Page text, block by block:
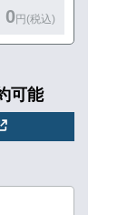
0円(税込)
可能